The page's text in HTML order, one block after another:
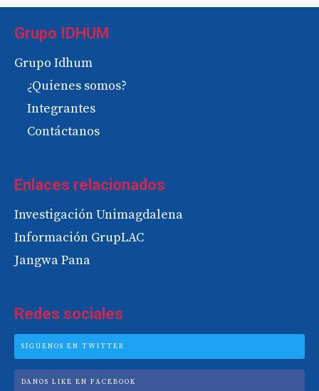
Grupo IDHUM
Grupo Idhum
¿Quienes somos?
Integrantes
Contáctanos
Enlaces relacionados
Investigación Unimagdalena
Información GrupLAC
Jangwa Pana
Redes sociales
SÍGUENOS EN TWITTER
DANOS LIKE EN FACEBOOK